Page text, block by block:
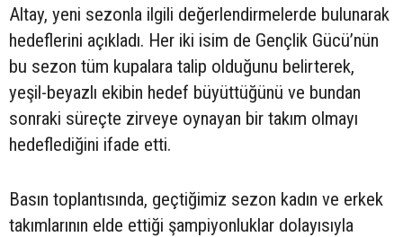
Altay, yeni sezonla ilgili değerlendirmelerde bulunarak
hedeflerini açıkladı. Her iki isim de Gençlik Gücü’nün
bu sezon tüm kupalara talip olduğunu belirterek,
yeşil-beyazlı ekibin hedef büyüttüğünü ve bundan
sonraki süreçte zirveye oynayan bir takım olmayı
hedeflediğini ifade etti.
Basın toplantısında, geçtiğimiz sezon kadın ve erkek
takımlarının elde ettiği şampiyonluklar dolayısıyla